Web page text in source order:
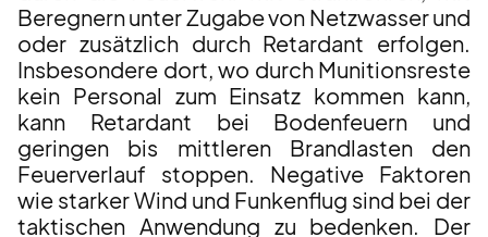
Beregnern unter Zugabe von Netzwasser und
oder zusätzlich durch Retardant erfolgen.
Insbesondere dort, wo durch Munitionsreste
kein Personal zum Einsatz kommen kann,
kann Retardant bei Bodenfeuern und
geringen bis mittleren Brandlasten den
Feuerverlauf stoppen. Negative Faktoren
wie starker Wind und Funkenflug sind bei der
taktischen Anwendung zu bedenken. Der